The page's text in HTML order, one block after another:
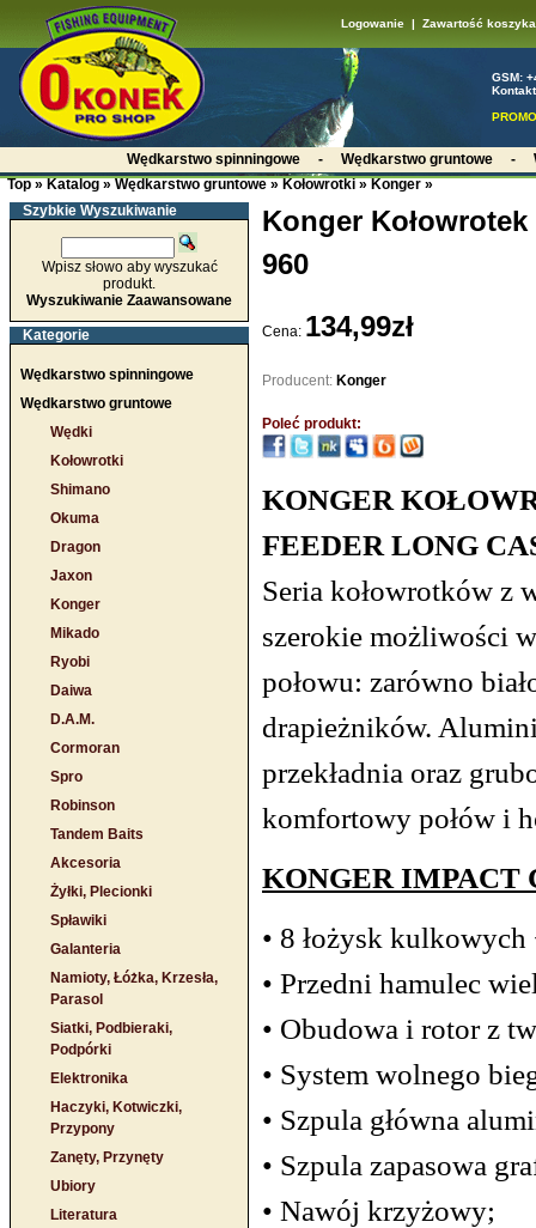
Logowanie| Zawartość koszyka
GSM:
Wędkarstwo spinningowe - Wędkarstwo gruntowe -
Top » Katalog » Wędkarstwo gruntowe » Kołowrotki » Konger »
Szybkie Wyszukiwanie
Wpisz słowo aby wyszukać
produkt.
Wyszukiwanie Zaawansowane
Kategorie
Wędkarstwo spinningowe
Wędkarstwo gruntowe
Wędki
Kołowrotki
Shimano
Okuma
Dragon
Jaxon
Konger
Mikado
Ryobi
Daiwa
D.A.M.
Cormoran
Spro
Robinson
Tandem Baits
Akcesoria
Żyłki, Plecionki
Spławiki
Galanteria
Namioty, Łóżka, Krzesła,
Parasol
Siatki, Podbieraki,
Podpórki
Elektronika
Haczyki, Kotwiczki,
Przypony
Zanęty, Przynęty
Ubiory
Literatura
Konger
960
Cena: 134,99zł
Producent: Konger
Poleć produkt:
KONGER
FEEDER LONG
Seria kołowrotków z
szerokie możliwości
połowu: zarówno
drapieżników.
przekładnia oraz
komfortowy połów i
KONGER IMPACT
• 8 łożysk
• Przedni hamulec
• Obudowa i rotor z
• System wolnego
• Szpula główna
• Szpula zapasowa
• Nawój krzyżowy;